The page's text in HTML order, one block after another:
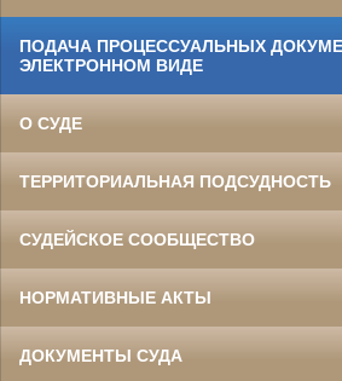
ПОДАЧА ПРОЦЕССУАЛЬНЫХ
ЭЛЕКТРОННОМ ВИДЕ
О СУДЕ
ТЕРРИТОРИАЛЬНАЯ ПОДСУДНОСТЬ
СУДЕЙСКОЕ СООБЩЕСТВО
НОРМАТИВНЫЕ АКТЫ
ДОКУМЕНТЫ СУДА